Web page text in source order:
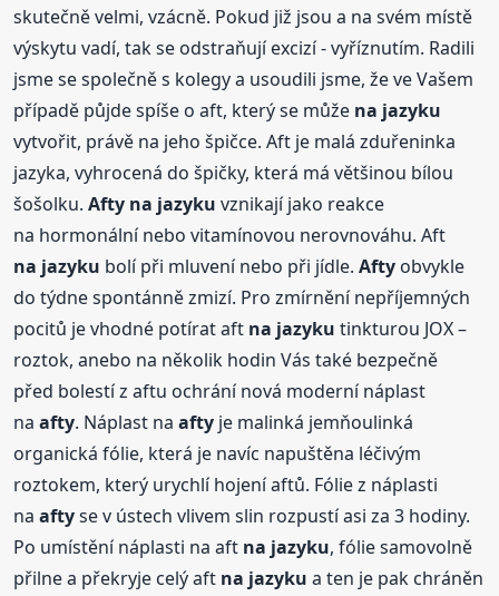
skutečně velmi, vzácně. Pokud již jsou a na svém místě
výskytu vadí, tak se odstraňují excizí - vyříznutím. Radili
jsme se společně s kolegy a usoudili jsme, že ve Vašem
případě půjde spíše o aft, který se může na jazyku
vytvořit, právě na jeho špičce. Aft je malá zduřeninka
jazyka, vyhrocená do špičky, která má většinou bílou
šošolku.Afty na jazyku vznikají jako reakce
na hormonální nebo vitamínovou nerovnováhu. Aft
na jazyku bolí při mluvení nebo při jídle.Afty obvykle
do týdne spontánně zmizí. Pro zmírnění nepříjemných
pocitů je vhodné potírat aft na jazyku tinkturou JOX –
roztok, anebo na několik hodin Vás také bezpečně
před bolestí z aftu ochrání nová moderní náplast
naafty. Náplast naafty je malinká jemňoulinká
organická fólie, která je navíc napuštěna léčivým
roztokem, který urychlí hojení aftů. Fólie z náplasti
naaftyse v ústech vlivem slin rozpustí asi za 3 hodiny.
Po umístění náplasti na aft na jazyku, fólie samovolně
přilne a překryje celý aft na jazyku a ten je pak chráněn